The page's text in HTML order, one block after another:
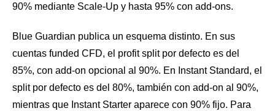
90% mediante Scale-Up y hasta 95% con add-ons.
Blue Guardian publica un esquema distinto. En sus
cuentas funded CFD, el profit split por defecto es del
85%, con add-on opcional al 90%. En Instant Standard, el
split por defecto es del 80%, también con add-on al 90%,
mientras que Instant Starter aparece con 90% fijo. Para